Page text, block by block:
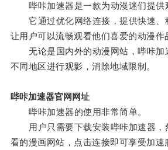
哔咔加速器是一款为动漫迷们提供
它通过优化网络连接，提供快速、
让用户可以流畅观看他们喜爱的动漫作
无论是国内外的动漫网站，哔咔加
不同地区进行观影，消除地域限制。
哔咔加速器官网网址
哔咔加速器的使用非常简单。
用户只需要下载安装哔咔加速器，
看的漫画网站，点击连接即可享受加速